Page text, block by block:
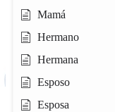
Mamá
Hermano
Hermana
Esposo
Esposa